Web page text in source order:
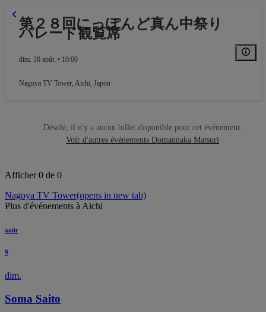
第２８回にっぽんど真ん中祭り
パレード観覧席
dim. 30 août. • 10:00
Nagoya TV Tower, Aichi, Japon
Désolé, il n'y a aucun billet disponible pour cet événement.
Voir d'autres événements Domannaka Matsuri
Afficher 0 de 0
Nagoya TV Tower(opens in new tab)
Plus d'événements à Aichi
août
9
dim.
Soma Saito